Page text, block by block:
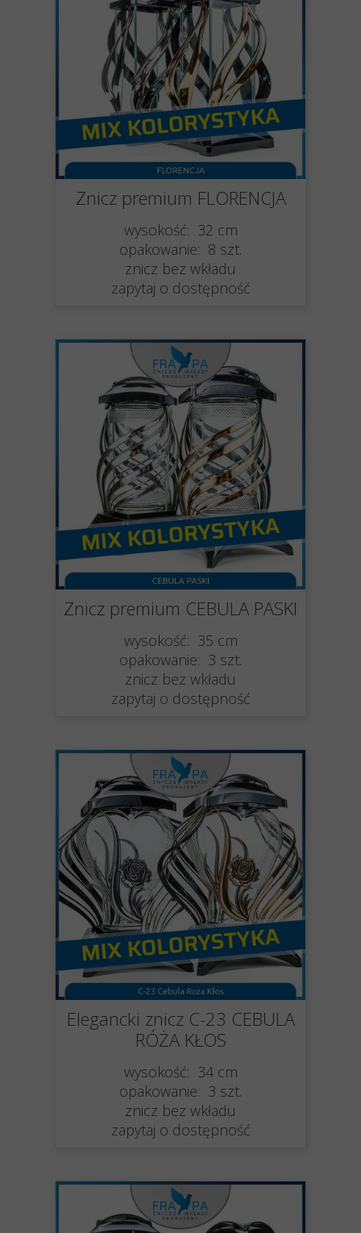
Znicz premium FLORENCJA
wysokość: 32 cm
opakowanie: 8 szt.
znicz bez wkładu
zapytaj o dostępność
Znicz premium CEBULA PASKI
wysokość: 35 cm
opakowanie: 3 szt.
znicz bez wkładu
zapytaj o dostępność
Elegancki znicz C-23 CEBULA
RÓŻA KŁOS
wysokość: 34 cm
opakowanie: 3 szt.
znicz bez wkładu
zapytaj o dostępność